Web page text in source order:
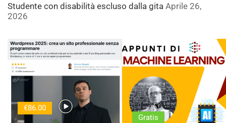
Studente con disabilità escluso dalla gita Aprile 26,
2026
€86.00
Gratis